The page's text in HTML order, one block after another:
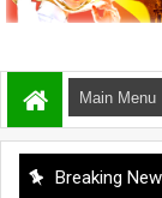
Breaking